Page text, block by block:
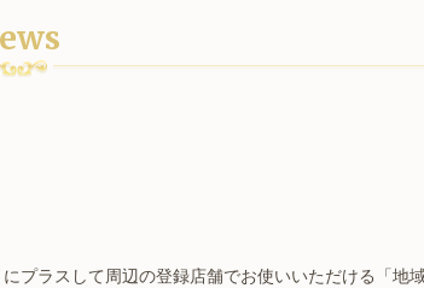
ラスして周辺の登録店舗でお使いいただける「地域